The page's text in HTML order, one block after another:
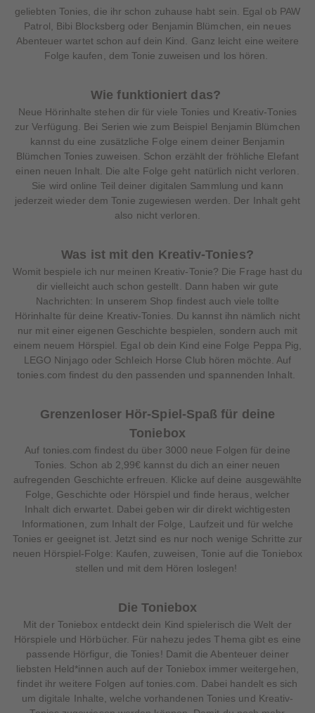
geliebten Tonies, die ihr schon zuhause habt sein. Egal ob PAW
Patrol, Bibi Blocksberg oder Benjamin Blümchen, ein neues
Abenteuer wartet schon auf dein Kind. Ganz leicht eine weitere
Folge kaufen, dem Tonie zuweisen und los hören.
Wie funktioniert das?
Neue Hörinhalte stehen dir für viele Tonies und Kreativ-Tonies
zur Verfügung. Bei Serien wie zum Beispiel Benjamin Blümchen
kannst du eine zusätzliche Folge einem deiner Benjamin
Blümchen Tonies zuweisen. Schon erzählt der fröhliche Elefant
einen neuen Inhalt. Die alte Folge geht natürlich nicht verloren.
Sie wird online Teil deiner digitalen Sammlung und kann
jederzeit wieder dem Tonie zugewiesen werden. Der Inhalt geht
also nicht verloren.
Was ist mit den Kreativ-Tonies?
Womit bespiele ich nur meinen Kreativ-Tonie? Die Frage hast du
dir vielleicht auch schon gestellt. Dann haben wir gute
Nachrichten: In unserem Shop findest auch viele tollte
Hörinhalte für deine Kreativ-Tonies. Du kannst ihn nämlich nicht
nur mit einer eigenen Geschichte bespielen, sondern auch mit
einem neuem Hörspiel. Egal ob dein Kind eine Folge Peppa Pig,
LEGO Ninjago oder Schleich Horse Club hören möchte. Auf
tonies.com findest du den passenden und spannenden Inhalt.
Grenzenloser Hör-Spiel-Spaß für deine
Toniebox
Auf tonies.com findest du über 3000 neue Folgen für deine
Tonies. Schon ab 2,99€ kannst du dich an einer neuen
aufregenden Geschichte erfreuen. Klicke auf deine ausgewählte
Folge, Geschichte oder Hörspiel und finde heraus, welcher
Inhalt dich erwartet. Dabei geben wir dir direkt wichtigesten
Informationen, zum Inhalt der Folge, Laufzeit und für welche
Tonies er geeignet ist. Jetzt sind es nur noch wenige Schritte zur
neuen Hörspiel-Folge: Kaufen, zuweisen, Tonie auf die Toniebox
stellen und mit dem Hören loslegen!
Die Toniebox
Mit der Toniebox entdeckt dein Kind spielerisch die Welt der
Hörspiele und Hörbücher. Für nahezu jedes Thema gibt es eine
passende Hörfigur, die Tonies! Damit die Abenteuer deiner
liebsten Held*innen auch auf der Toniebox immer weitergehen,
findet ihr weitere Folgen auf tonies.com. Dabei handelt es sich
um digitale Inhalte, welche vorhandenen Tonies und Kreativ-